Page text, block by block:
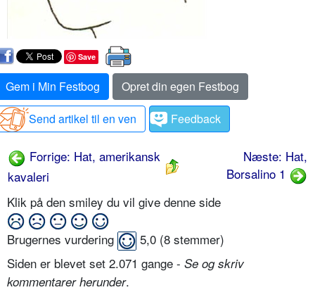
Save
Gem i Min Festbog
Opret din egen Festbog
Send artikel til en ven
Feedback
Forrige: Hat, amerikansk
kavaleri
Næste: Hat,
Borsalino 1
Klik på den smiley du vil give denne side
Brugernes vurdering 5,0 (8 stemmer)
Siden er blevet set 2.071 gange - Se og skriv
kommentarer herunder.